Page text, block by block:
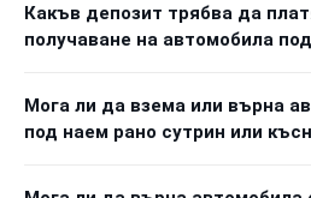
Какъв депозит трябва да
получаване на автомобила
Мога ли да взема или върна
под наем рано сутрин или